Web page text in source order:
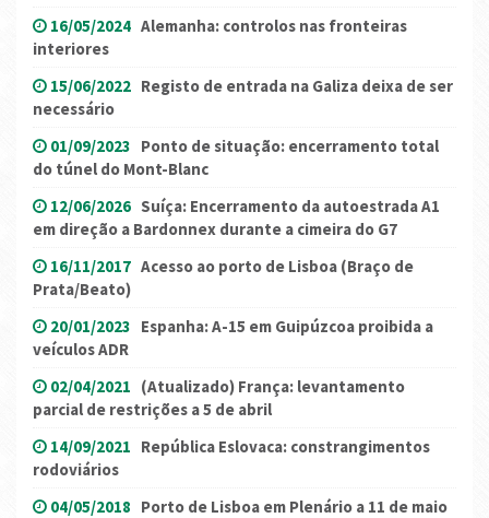
16/05/2024 Alemanha: controlos nas fronteiras
interiores
15/06/2022 Registo de entrada na Galiza deixa de ser
necessário
01/09/2023 Ponto de situação: encerramento total
do túnel do Mont-Blanc
12/06/2026 Suíça: Encerramento da autoestrada A1
em direção a Bardonnex durante a cimeira do G7
16/11/2017 Acesso ao porto de Lisboa (Braço de
Prata/Beato)
20/01/2023 Espanha: A-15 em Guipúzcoa proibida a
veículos ADR
02/04/2021 (Atualizado) França: levantamento
parcial de restrições a 5 de abril
14/09/2021 República Eslovaca: constrangimentos
rodoviários
04/05/2018 Porto de Lisboa em Plenário a 11 de maio